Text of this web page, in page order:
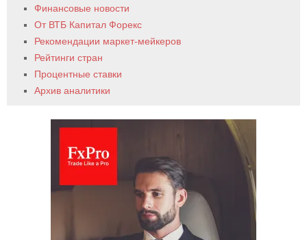
Финансовые новости
От ВТБ Капитал Форекс
Рекомендации маркет-мейкеров
Рейтинги стран
Процентные ставки
Архив аналитики